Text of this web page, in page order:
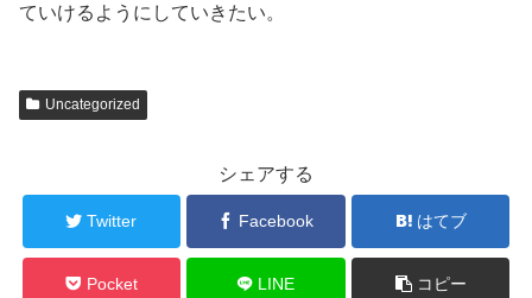
ていけるようにしていきたい。
Uncategorized
シェアする
Twitter Facebook はてブ
Pocket LINE コピー